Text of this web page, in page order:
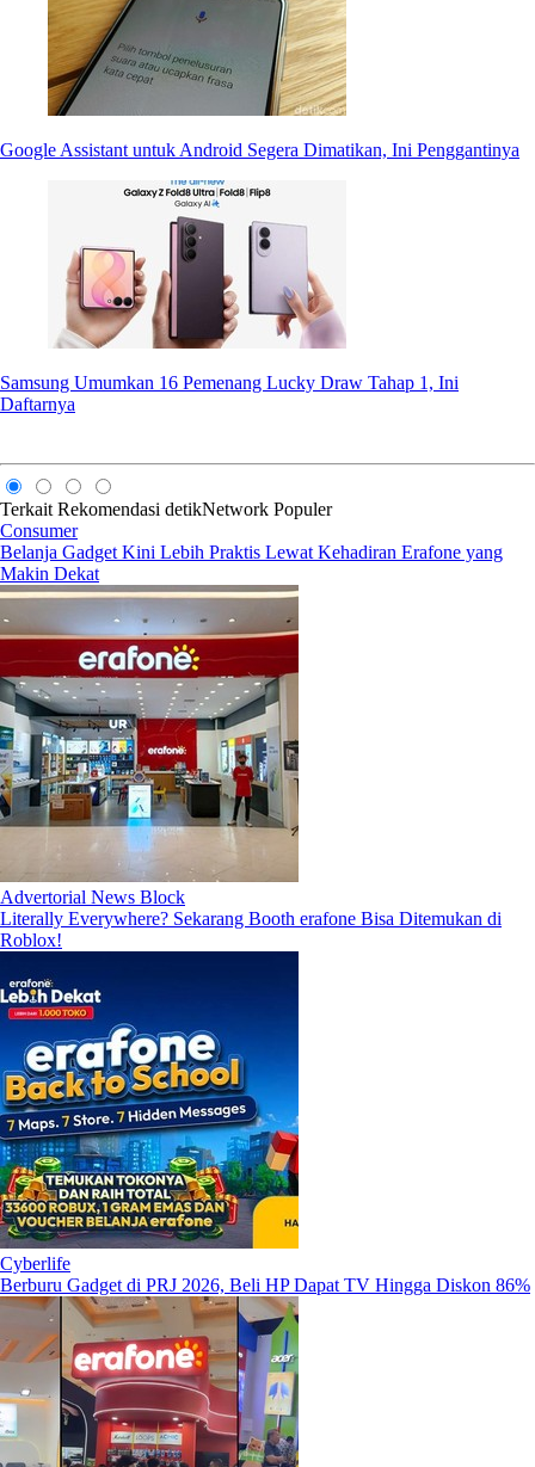
Google Assistant untuk Android Segera Dimatikan, Ini Penggantinya
Samsung Umumkan 16 Pemenang Lucky Draw Tahap 1, Ini
Daftarnya
Terkait Rekomendasi detikNetwork Populer
Consumer
Belanja Gadget Kini Lebih Praktis Lewat Kehadiran Erafone yang
Makin Dekat
Advertorial News Block
Literally Everywhere? Sekarang Booth erafone Bisa Ditemukan di
Roblox!
Cyberlife
Berburu Gadget di PRJ 2026, Beli HP Dapat TV Hingga Diskon 86%